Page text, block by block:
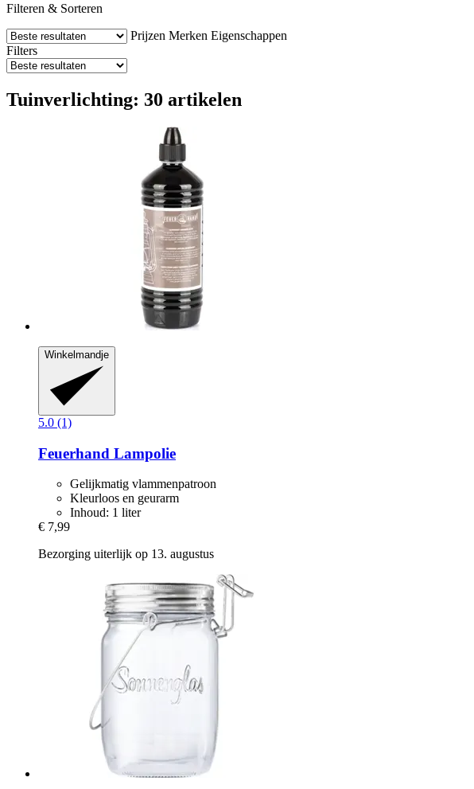
Filteren & Sorteren
Prijzen Merken Eigenschappen
Filters
Tuinverlichting: 30 artikelen
Winkelmandje
5.0 (1)
Feuerhand Lampolie
Gelijkmatig vlammenpatroon
Kleurloos en geurarm
Inhoud: 1 liter
€ 7,99
Bezorging uiterlijk op 13. augustus